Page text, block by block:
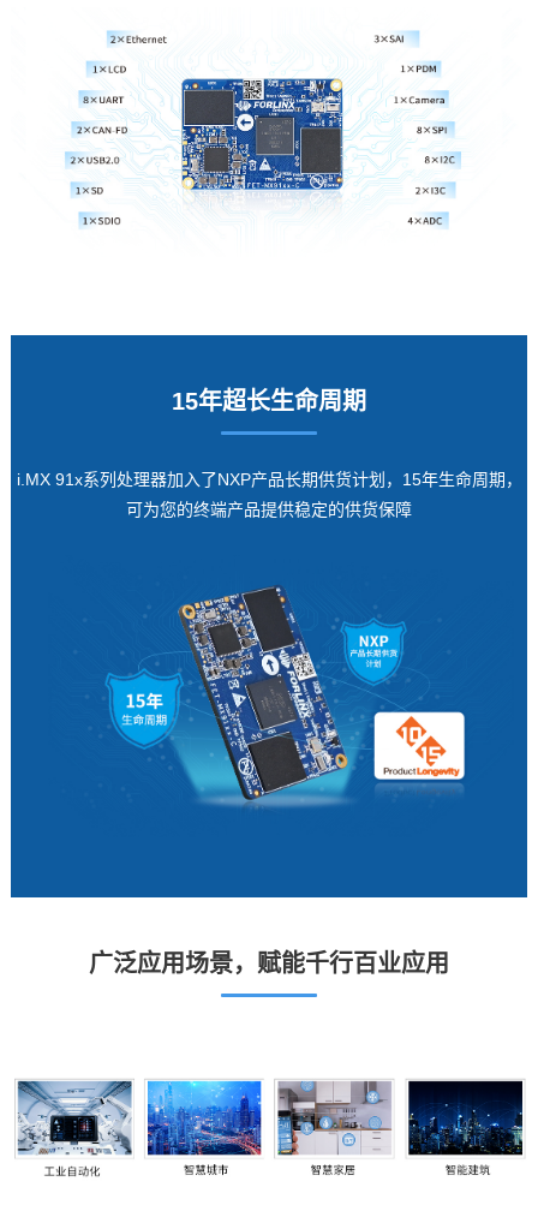
15年超长生命周期
i.MX 91x系列处理器加入了NXP产品长期供货计划，15年生命周期，
可为您的终端产品提供稳定的供货保障
广泛应用场景，赋能千行百业应用